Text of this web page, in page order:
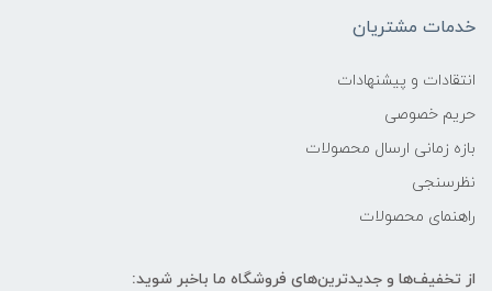
خدمات مشتریان
انتقادات و پیشنهادات
حریم خصوصی
بازه زمانی ارسال محصولات
نظرسنجی
راهنمای محصولات
از تخفیف‌ها و جدیدترین‌های فروشگاه ما باخبر شوید: